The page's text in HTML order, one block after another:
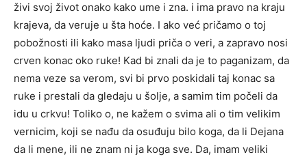
živi svoj život onako kako ume i zna. i ima pravo na kraju
krajeva, da veruje u šta hoće. I ako već pričamo o toj
pobožnosti ili kako masa ljudi priča o veri, a zapravo nosi
crven konac oko ruke! Kad bi znali da je to paganizam, da
nema veze sa verom, svi bi prvo poskidali taj konac sa
ruke i prestali da gledaju u šolje, a samim tim počeli da
idu u crkvu! Toliko o, ne kažem o svima ali o tim velikim
vernicim, koji se nađu da osuđuju bilo koga, da li Dejana
da li mene, ili ne znam ni ja koga sve. Da, imam veliki